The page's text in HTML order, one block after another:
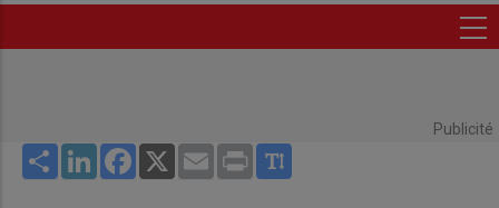
Publicité
Share LinkedInFacebook
X Email Print